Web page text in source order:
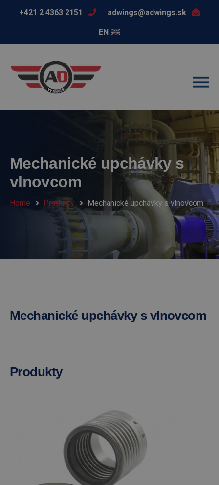
+421 2 4363 2151 adwings@adwings.sk
EN
Mechanické upchávky s
vlnovcom
Home Produkty Mechanické upchávky s vlnovcom
Mechanické upchávky s vlnovcom
Produkty